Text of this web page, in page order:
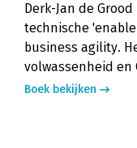
Derk-Jan de
technische
business agility.
volwassenheid en
Boek bekijken